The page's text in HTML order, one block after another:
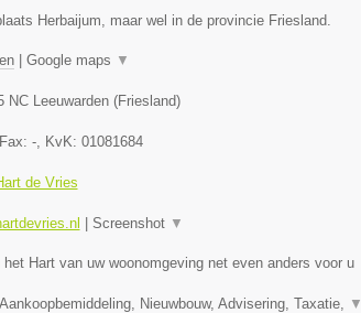
Herbaijum, maar wel in de provincie Friesland.
| Google maps ▼
NC Leeuwarden(Friesland)
-, KvK: 01081684
de Vries
Screenshot ▼
Hart van uw woonomgeving net even anders voor u
Nieuwbouw, Advisering, Taxatie, ▼